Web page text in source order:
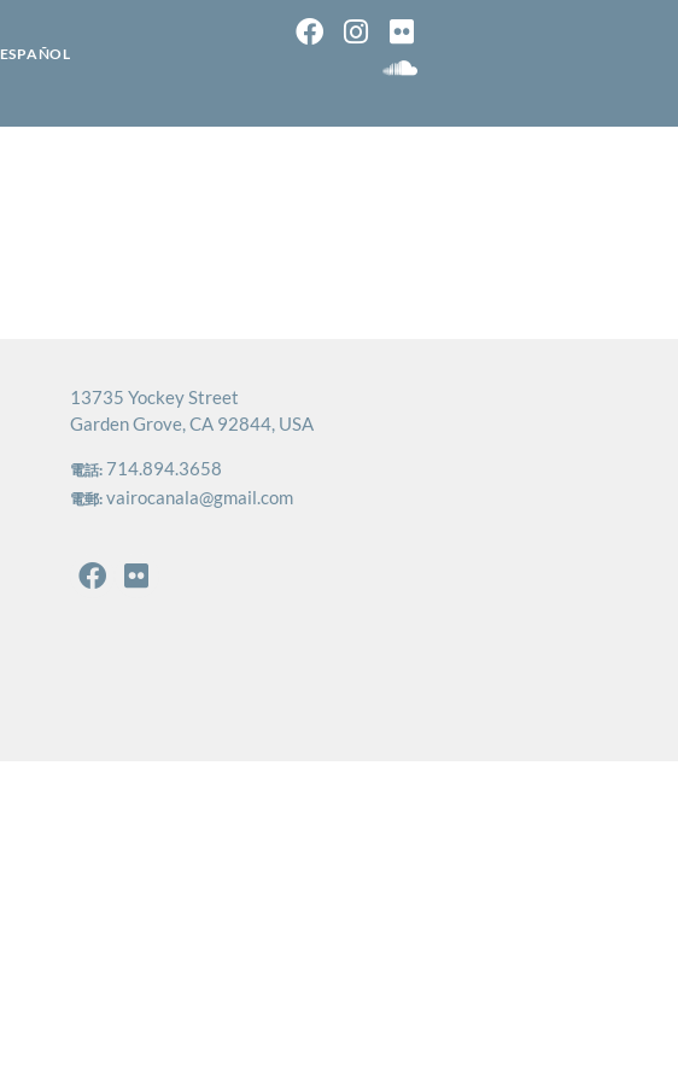
ESPAÑOL
13735 Yockey Street
Garden Grove, CA 92844, USA
電話: 714.894.3658
電郵: vairocanala@gmail.com